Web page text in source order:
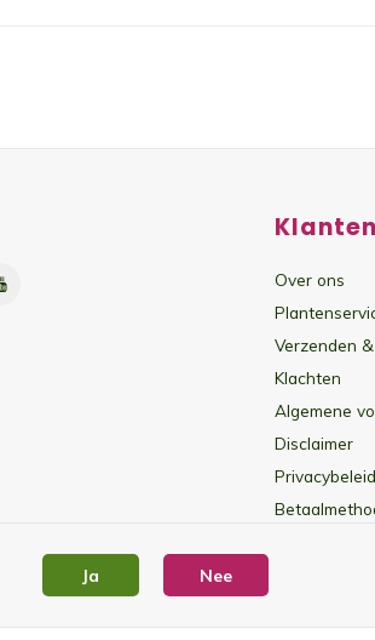
Over ons
Verzenden
Klachten
Algemene
Disclaimer
Ja Nee